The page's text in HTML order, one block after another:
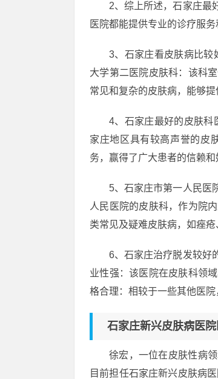
2、综上所述，石家庄最
医院都能提供专业的诊疗服
3、石家庄看皮肤病比较
大学第二医院皮肤科：该科
常见和复杂的皮肤病，能够提
4、石家庄最好的皮肤科
家庄地区具有较高声誉的皮
务，赢得了广大患者的信赖和
5、石家庄市第一人民医
人民医院的皮肤科，作为院
类常见及疑难皮肤病，如痤
6、石家庄治疗脱发较好
业性强：该医院在皮肤科领
格合理：相较于一些其他医
石家庄新兴皮肤病医
徐宏，一位在皮肤性病
目前担任石家庄新兴皮肤病